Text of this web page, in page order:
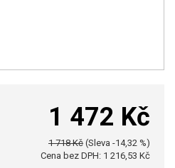
1 472 Kč
1 718 Kč (Sleva -14,32 %)
Cena bez DPH: 1 216,53 Kč